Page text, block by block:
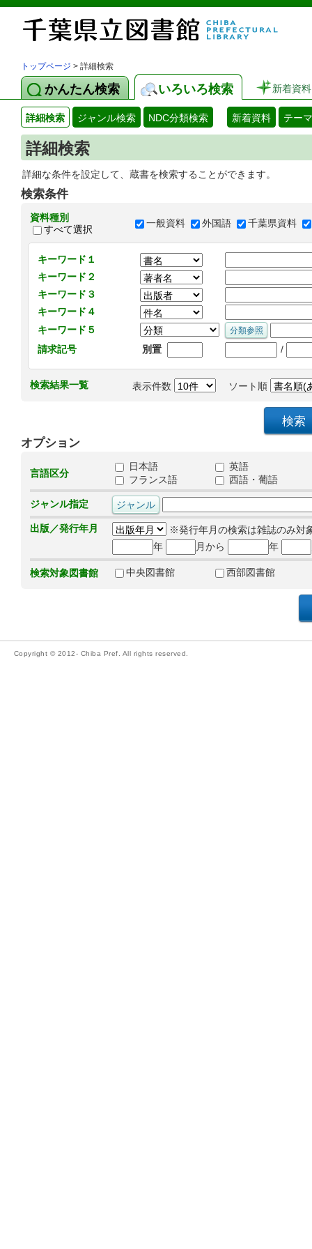
トップページ > 詳細検索
かんたん検索 いろいろ検索 新着資料
詳細検索 ジャンル検索 NDC分類検索 新着資料 テー
詳細検索
詳細な条件を設定して、蔵書を検索することができます。
検索条件
資料種別
すべて選択
一般資料 外国語 千葉県資料
キーワード１
キーワード２
キーワード３
キーワード４
キーワード５
請求記号
別置 /
検索結果一覧 表示件数 ソート順
オプション
言語区分
日本語
英語
フランス語
西語・葡語
ジャンル指定
出版／発行年月
※発行年月の検索は雑誌のみ対
年
月から 年
検索対象図書館 中央図書館 西部図書館
Copyright © 2012- Chiba Pref. All rights reserved.